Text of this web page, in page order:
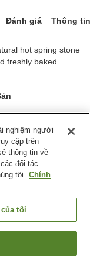
Đánh giá Thông
hot spring stone
freshly baked
tự động
Nagawa
nghiệm người
cập trên
thông tin về
đối tác
tôi. Chính
tôi